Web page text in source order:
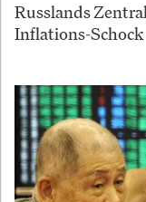
Russlands
Inflations-Schock